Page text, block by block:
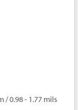
/ 0.98 - 1.77 mils